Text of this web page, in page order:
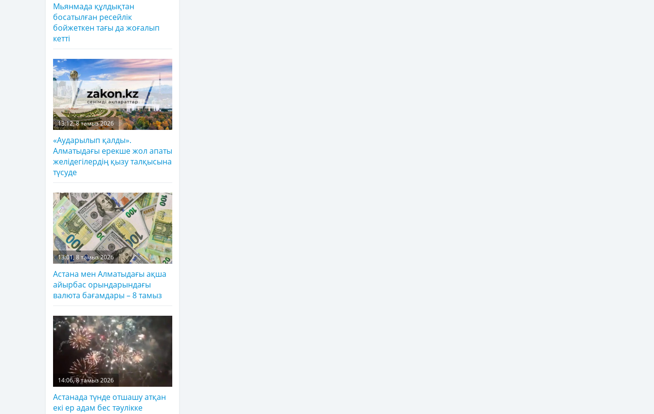
Мьянмада құлдықтан
босатылған ресейлік
бойжеткен тағы да жоғалып
кетті
13:12, 8 тамыз 2026
«Аударылып қалды».
Алматыдағы ерекше жол апаты
желідегілердің қызу талқысына
түсуде
13:01, 8 тамыз 2026
Астана мен Алматыдағы ақша
айырбас орындарындағы
валюта бағамдары – 8 тамыз
14:06, 8 тамыз 2026
Астанада түнде отшашу атқан
екі ер адам бес тәулікке